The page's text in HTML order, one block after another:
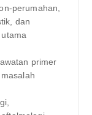
perumahan,
dan
primer